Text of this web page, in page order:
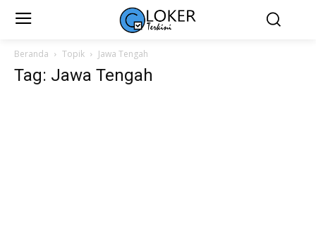
Beranda Topik Jawa Tengah
Tag: Jawa Tengah